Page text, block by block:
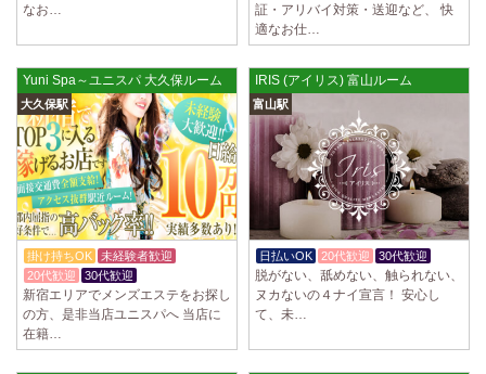
なお…
証・アリバイ対策・送迎など、 快
適なお仕…
Yuni Spa～ユニスパ 大久保ルーム
大久保駅
掛け持ちOK
未経験者歓迎
20代歓迎
30代歓迎
新宿エリアでメンズエステをお探し
の方、是非当店ユニスパへ 当店に
在籍…
IRIS (アイリス) 富山ルーム
富山駅
日払いOK 20代歓迎 30代歓迎
脱がない、舐めない、触られない、
ヌカないの４ナイ宣言！ 安心し
て、未…